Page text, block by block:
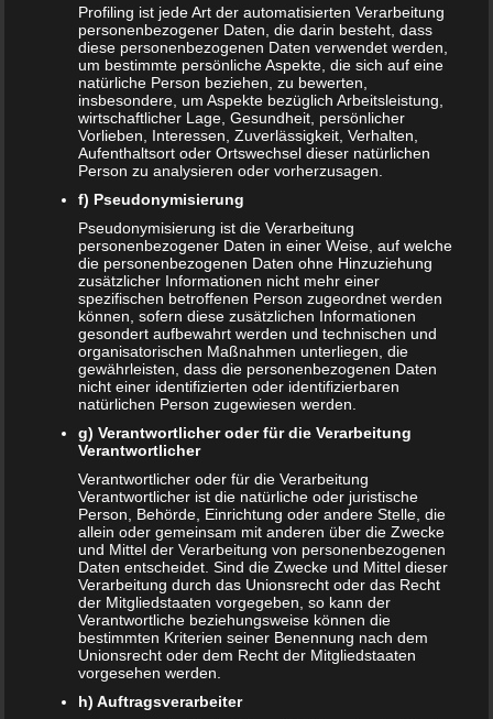
keinen ‚Tag X‘, an dem Sie wie von der Tarantel gestochen
losrennen müssen, und alle Babysachen in einem Rutsch
einkaufen.
Geschlecht des Babys steht ab
der 15. SSW fest
Das Geschlecht eines Babys steht
Schwangerschaftswochefest. Gehören Sie zu den Eltern,
die das Geschlecht bereits vor der Geburt wissen möchten,
dann kann dies den Kauf der Babysachen vereinfachen.
Immerhin sind viele Babysachen, zumindest was die Farbe
angeht, geschlechtsspezifisch. Schließlich wird ein kleiner
Junge mit einem rosa Strampler auf den ersten Blick für
ein Mädchen gehalten. Das möchten Sie sicherlich
vermeiden. Deshalb können Sie bis zum ersten Kauf von
Kleidung bis nach der Bestimmung des Geschlechtes ruhig
warten. Können Sie es ganz und gar nicht abwarten, dann
Farben beziehungsweise in klassischem Weiß.
Welche Größe sollte man kaufen?
Bereits während das Kind noch in der Mutter ist, kann
man die ungefähre Größe und das Gewicht des Kindes
feststellen beziehungsweise errechnen. Daraus lässt sich
die spätere Größe in etwa ableiten. Diese Tatsache können
Sie für sich nutzen und beim Kauf der Babysachen
während der Schwangerschaft die entsprechenden
Profiling ist jede Art der automatisierten Verarbeitung
personenbezogener Daten, die darin besteht, dass
diese personenbezogenen Daten verwendet werden,
um bestimmte persönliche Aspekte, die sich auf eine
natürliche Person beziehen, zu bewerten,
insbesondere, um Aspekte bezüglich Arbeitsleistung,
wirtschaftlicher Lage, Gesundheit, persönlicher
Vorlieben, Interessen, Zuverlässigkeit, Verhalten,
Aufenthaltsort oder Ortswechsel dieser natürlichen
Person zu analysieren oder vorherzusagen.
f) Pseudonymisierung
Pseudonymisierung ist die Verarbeitung
personenbezogener Daten in einer Weise, auf welche
die personenbezogenen Daten ohne Hinzuziehung
zusätzlicher Informationen nicht mehr einer
spezifischen betroffenen Person zugeordnet werden
können, sofern diese zusätzlichen Informationen
gesondert aufbewahrt werden und technischen und
organisatorischen Maßnahmen unterliegen, die
gewährleisten, dass die personenbezogenen Daten
nicht einer identifizierten oder identifizierbaren
natürlichen Person zugewiesen werden.
g) Verantwortlicher oder für die Verarbeitung
Verantwortlicher
Verantwortlicher oder für die Verarbeitung
Verantwortlicher ist die natürliche oder juristische
Person, Behörde, Einrichtung oder andere Stelle, die
allein oder gemeinsam mit anderen über die Zwecke
und Mittel der Verarbeitung von personenbezogenen
Daten entscheidet. Sind die Zwecke und Mittel dieser
Verarbeitung durch das Unionsrecht oder das Recht
der Mitgliedstaaten vorgegeben, so kann der
Verantwortliche beziehungsweise können die
bestimmten Kriterien seiner Benennung nach dem
Unionsrecht oder dem Recht der Mitgliedstaaten
vorgesehen werden.
h) Auftragsverarbeiter